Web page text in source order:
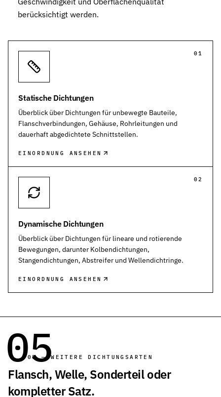
berücksichtigt werden.
01
Statische Dichtungen
Überblick über Dichtungen für unbewegte Bauteile,
Flanschverbindungen, Gehäuse, Rohrleitungen und
dauerhaft abgedichtete Schnittstellen.
EINORDNUNG ANSEHEN
02
Dynamische Dichtungen
Überblick über Dichtungen für lineare und rotierende
Bewegungen, darunter Kolbendichtungen,
Stangendichtungen, Abstreifer und Wellendichtringe.
EINORDNUNG ANSEHEN
05
05 — WEITERE DICHTUNGSARTEN
Flansch, Welle, Sonderteil oder
kompletter Satz.